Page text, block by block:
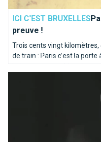
ICI C'EST BRUXELLES
preuve !
Trois cents vingt
de train : Paris c’est la
belge partagent bien plus
en bord de Seine sur les